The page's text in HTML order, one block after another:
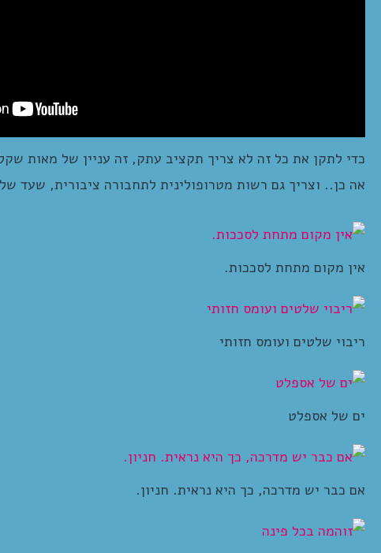
כדי לתקן את כל זה לא צריך תקציב עתק, זה עניין של מאות
אה כן.. וצריך גם רשות מטרופולינית לתחבורה ציבורית, שעד
אין מקום מתחת לסככות.
ריבוי שלטים ועומס חזותי
ים של אספלט
אם כבר יש מדרכה, כך היא נראית. חניון.